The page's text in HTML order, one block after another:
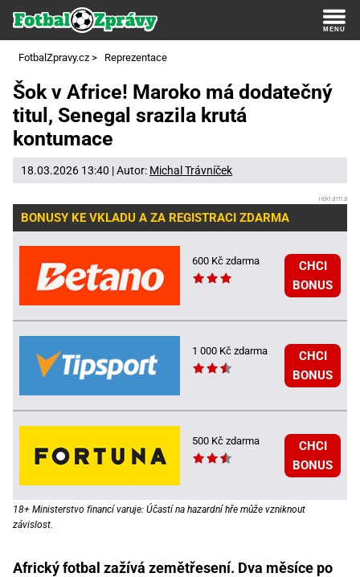
FotbalZpravy.cz > Reprezentace
Šok v Africe! Maroko má dodatečný
titul, Senegal srazila krutá
kontumace
18.03.2026 13:40 | Autor: Michal Trávníček
BONUSY KE VKLADU A ZA REGISTRACI ZDARMA
600 Kč zdarma
CHCI
BONUS
1 000 Kč zdarma
CHCI
BONUS
500 Kč zdarma
CHCI
BONUS
18+ Ministerstvo financí varuje: Účastí na hazardní hře může vzniknout
závislost.
Africký fotbal zažívá zemětřesení. Dva měsíce po